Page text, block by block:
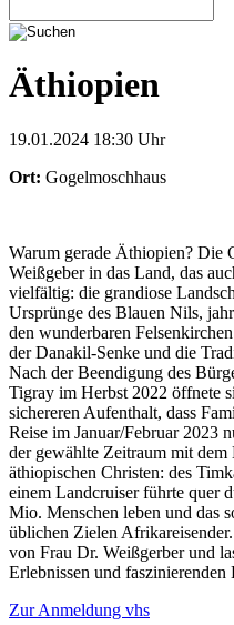
Äthiopien
19.01.2024 18:30 Uhr
Ort: Gogelmoschhaus
Warum gerade Äthiopien? Die
Weißgeber in das Land, das
vielfältig: die grandiose
Ursprünge des Blauen Nils,
den wunderbaren
der Danakil-Senke und die
Nach der Beendigung des
Tigray im Herbst 2022 öffnete
sichereren Aufenthalt, dass
Reise im Januar/Februar 2023
der gewählte Zeitraum mit dem
äthiopischen Christen: des
einem Landcruiser führte quer
Mio. Menschen leben und das
üblichen Zielen
von Frau Dr. Weißgerber und
Erlebnissen und faszinierenden
Zur Anmeldung vhs